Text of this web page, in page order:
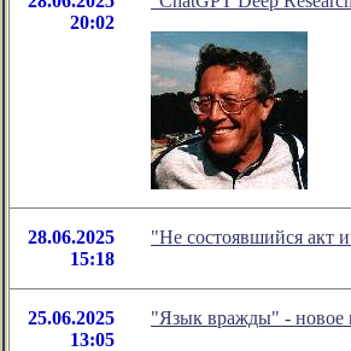
20:02
28.06.2025
15:18
"Не состоявшийся акт
25.06.2025
13:05
"Язык вражды" - новое